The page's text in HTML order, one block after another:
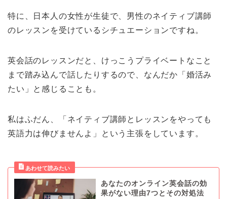
特に、日本人の女性が生徒で、男性のネイティブ講師
のレッスンを受けているシチュエーションですね。
英会話のレッスンだと、けっこうプライベートなこと
まで踏み込んで話したりするので、なんだか「婚活み
たい」と感じることも。
私はふだん、「ネイティブ講師とレッスンをやっても
英語力は伸びませんよ」という主張をしています。
あなたのオンライン英会話の効
果がない理由7つとその対処法